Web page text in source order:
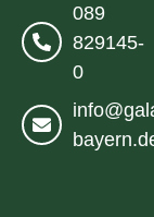
089
829145-
0